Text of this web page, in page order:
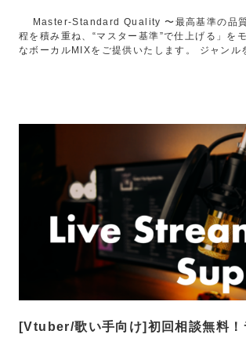
Master-Standard Quality 〜最高基準の品質
程を積み重ね、“マスター基準”で仕上げる」を
なボーカルMIXをご提供いたします。 ジャン
[Vtuber/歌い手向け]初回相談無料！